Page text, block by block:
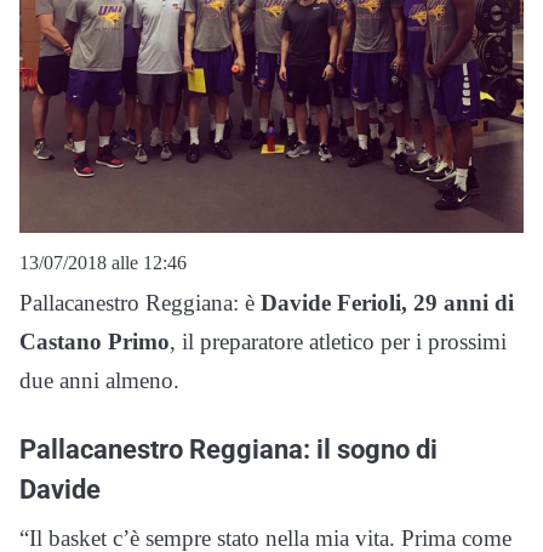
13/07/2018 alle 12:46
Pallacanestro Reggiana: è Davide Ferioli, 29 anni di
Castano Primo, il preparatore atletico per i prossimi
due anni almeno.
Pallacanestro Reggiana: il sogno di
Davide
“Il basket c’è sempre stato nella mia vita. Prima come